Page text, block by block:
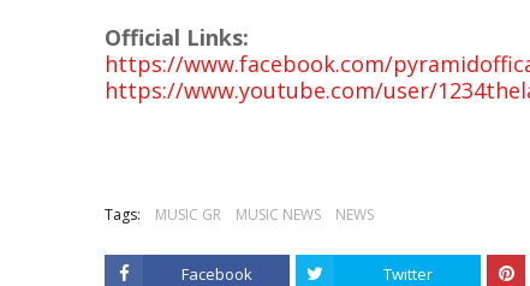
Official Links:
https://www.facebook.com/
https://www.youtube.com/user/
Tags: MUSIC GR MUSIC NEWS NEWS
Facebook Twitter